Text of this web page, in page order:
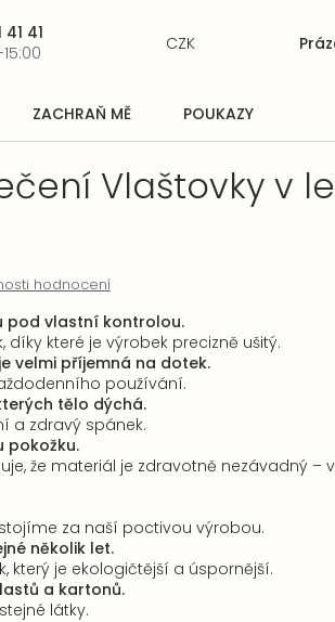
41
CZK
ZACHRAŇ MĚ POUKAZY
Vlaštovky v
hodnocení
pod vlastní kontrolou.
které je výrobek precizně ušitý.
velmi příjemná na dotek.
používání.
tělo dýchá.
a zdravý spánek.
pokožku.
že materiál je zdravotně nezávadný –
za naší poctivou výrobou.
několik let.
který je ekologičtější a úspornější.
a kartonů.
látky.